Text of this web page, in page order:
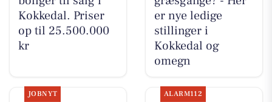
Kokkedal. Priser
op til 25.500.000
kr
er nye ledige
stillinger i
Kokkedal og
omegn
JOBNYT ALARM112